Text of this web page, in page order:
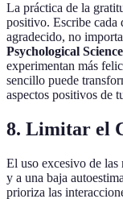
La práctica de la
positivo. Escribe cada
agradecido, no
Psychological Science
experimentan más
sencillo puede
aspectos positivos de
8. Limitar el
El uso excesivo de las
y a una baja
prioriza las